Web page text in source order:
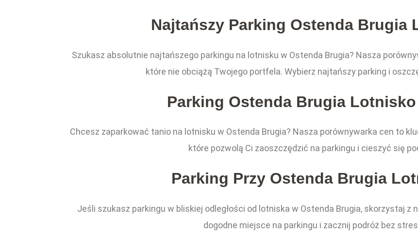
Najtańszy Parking Ostenda Brugia
Szukasz absolutnie najtańszego parkingu na lotnisku w Ostenda Brugia? Nasza
które nie obciążą Twojego portfela. Wybierz najtańszy parking i
Parking Ostenda Brugia
Chcesz zaparkować tanio na lotnisku w Ostenda Brugia? Nasza porównywarka cen to
które pozwolą Ci zaoszczędzić na parkingu i cieszyć się
Parking Przy Ostenda Brugia
Jeśli szukasz parkingu w bliskiej odległości od lotniska w Ostenda Brugia, skorzystaj z
dogodne miejsce na parkingu i zacznij podróż bez